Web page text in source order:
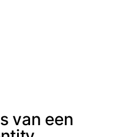
van een